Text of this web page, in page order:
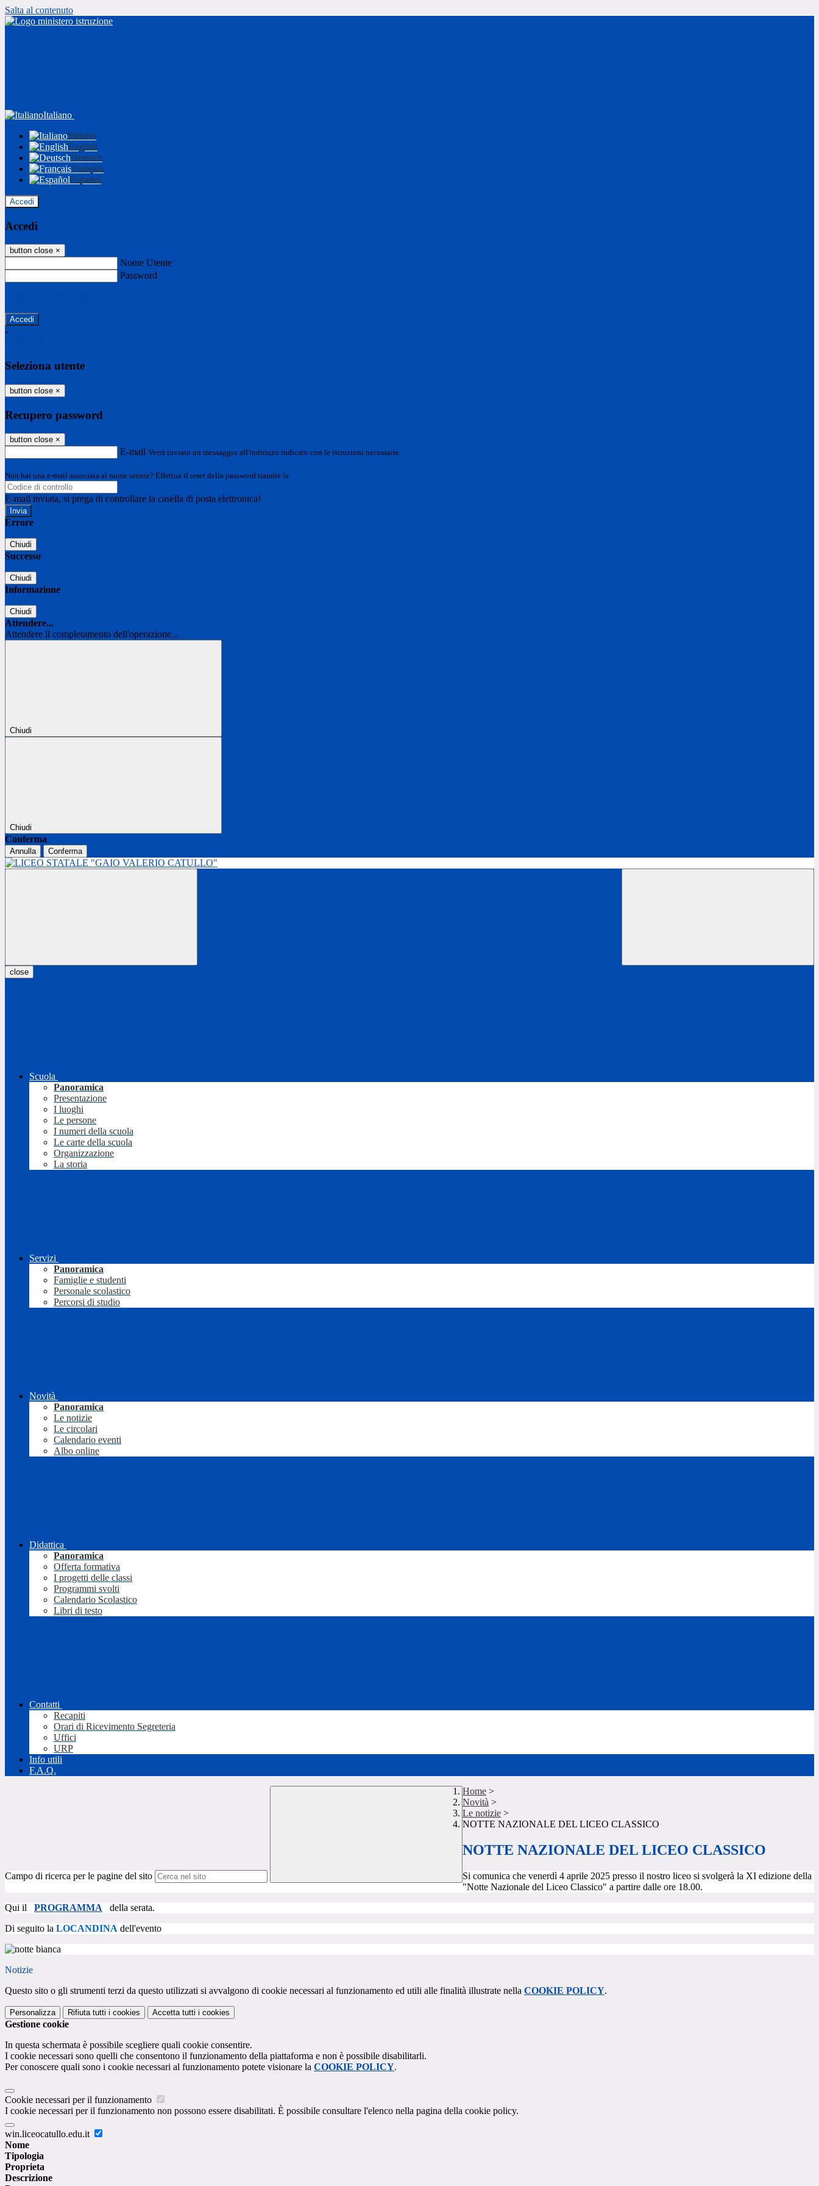
Salta al contenuto
Italiano
Italiano
English
Deutsch
Français
Español
Accedi
Accedi
button close ×
Nome Utente
Password
-
Seleziona utente
button close ×
Recupero password
button close ×
E-mail Verrà inviato un messaggio all'indirizzo indicato con le istruzioni necessarie.
Non hai una e-mail associata al nome utente? Effettua il reset della password tramite la
E-mail inviata, si prega di controllare la casella di posta elettronica!
Errore
Chiudi
Successo
Chiudi
Informazione
Chiudi
Attendere...
Attendere il completamento dell'operazione...
Chiudi
Chiudi
Conferma
Annulla Conferma
close
Scuola
Panoramica
Presentazione
I luoghi
Le persone
I numeri della scuola
Le carte della scuola
Organizzazione
La storia
Servizi
Panoramica
Famiglie e studenti
Personale scolastico
Percorsi di studio
Novità
Panoramica
Le notizie
Le circolari
Calendario eventi
Albo online
Didattica
Panoramica
Offerta formativa
I progetti delle classi
Programmi svolti
Calendario Scolastico
Libri di testo
Contatti
Recapiti
Orari di Ricevimento Segreteria
Uffici
URP
Info utili
F.A.Q.
Campo di ricerca per le pagine del sito
Home >
Novità >
Le notizie >
NOTTE NAZIONALE DEL LICEO CLASSICO
NOTTE NAZIONALE DEL LICEO CLASSICO
Si comunica che venerdì 4 aprile 2025 presso il nostro liceo si svolgerà la XI edizione della
"Notte Nazionale del Liceo Classico" a partire dalle ore 18.00.
Qui il PROGRAMMA
della serata.
Di seguito la LOCANDINA dell'evento
Notizie
Questo sito o gli strumenti terzi da questo utilizzati si avvalgono di cookie necessari al funzionamento ed utili alle finalità illustrate nella COOKIE POLICY.
Personalizza Rifiuta tutti i cookies Accetta tutti i cookies
Gestione cookie
In questa schermata è possibile scegliere quali cookie consentire.
I cookie necessari sono quelli che consentono il funzionamento della piattaforma e non è possibile disabilitarli.
Per conoscere quali sono i cookie necessari al funzionamento potete visionare la COOKIE POLICY.
Cookie necessari per il funzionamento
I cookie necessari per il funzionamento non possono essere disabilitati. È possibile consultare l'elenco nella pagina della cookie policy.
win.liceocatullo.edu.it
Nome
Tipologia
Proprieta
Descrizione